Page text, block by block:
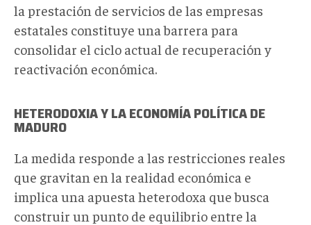
la prestación de servicios de las empresas
estatales constituye una barrera para
consolidar el ciclo actual de recuperación y
reactivación económica.
HETERODOXIA Y LA ECONOMÍA POLÍTICA DE
MADURO
La medida responde a las restricciones reales
que gravitan en la realidad económica e
implica una apuesta heterodoxa que busca
construir un punto de equilibrio entre la